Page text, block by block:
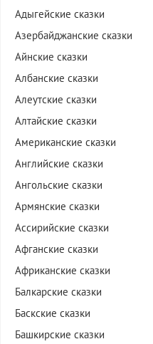
Адыгейские сказки
Азербайджанские сказки
Айнские сказки
Албанские сказки
Алеутские сказки
Алтайские сказки
Американские сказки
Английские сказки
Ангольские сказки
Армянские сказки
Ассирийские сказки
Афганские сказки
Африканские сказки
Балкарские сказки
Баскские сказки
Башкирские сказки